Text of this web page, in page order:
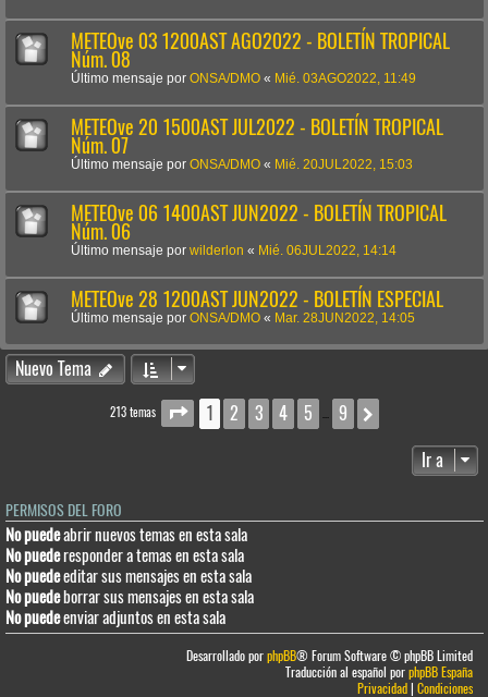
METEOve 03 1200AST AGO2022 - BOLETÍN TROPICAL
Núm. 08
Último mensaje por ONSA/DMO « Mié. 03AGO2022, 11:49
METEOve 20 1500AST JUL2022 - BOLETÍN TROPICAL
Núm. 07
Último mensaje por ONSA/DMO « Mié. 20JUL2022, 15:03
METEOve 06 1400AST JUN2022 - BOLETÍN TROPICAL
Núm. 06
Último mensaje por wilderlon « Mié. 06JUL2022, 14:14
METEOve 28 1200AST JUN2022 - BOLETÍN ESPECIAL
Último mensaje por ONSA/DMO « Mar. 28JUN2022, 14:05
Nuevo Tema
213 temas Página1 de
1 2 3 4 5 … 9
Ir a
PERMISOS DEL FORO
No puedeabrir nuevos temas en esta sala
No puederesponder a temas en esta sala
No puedeeditar sus mensajes en esta sala
No puedeborrar sus mensajes en esta sala
No puedeenviar adjuntos en esta sala
Desarrollado porphpBB® Forum Software © phpBB Limited
Traducción al español porphpBB España
Privacidad|Condiciones